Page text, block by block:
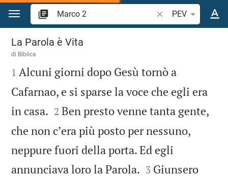
Vai al contenuto
Ricerca verso
PEV
Marco 2
La Parola è Vita
di Biblica

1 Alcuni giorni dopo Gesù tornò a
Cafarnao, e si sparse la voce che egli era
in casa. 

2 Ben presto venne tanta gente,
che non cʼera più posto per nessuno,
neppure fuori della porta. Ed egli
annunciava loro la Parola. 

3 Giunsero